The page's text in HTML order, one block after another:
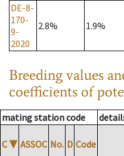
DE-8-
170-
9-
2020
2.8% 1.9%
Breeding values
coefficients of
mating station code
C ▼ ASSOC No. D Code